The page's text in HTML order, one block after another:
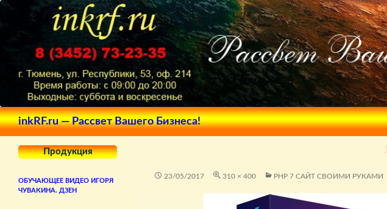
inkRF.ru — Рассвет Вашего Бизнеса!
Поиск
23/05/2017 310 × 400 PHP 7 САЙТ СВОИМИ РУКАМИ
Продукция
ОБУЧАЮЩЕЕ ВИДЕО ИГОРЯ
ЧУВАКИНА. ДЗЕН